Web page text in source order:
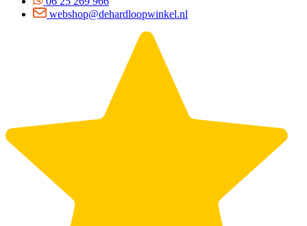
webshop@dehardloopwinkel.nl